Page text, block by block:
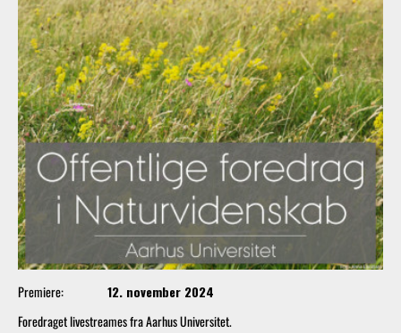
Premiere:
12. november 2024
Foredraget livestreames fra Aarhus Universitet.